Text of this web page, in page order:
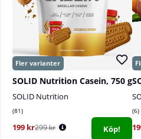
SOLID Nutrition Casein, 750 g
SOLID Nutrition
81
199 kr299 kr Köp!
6